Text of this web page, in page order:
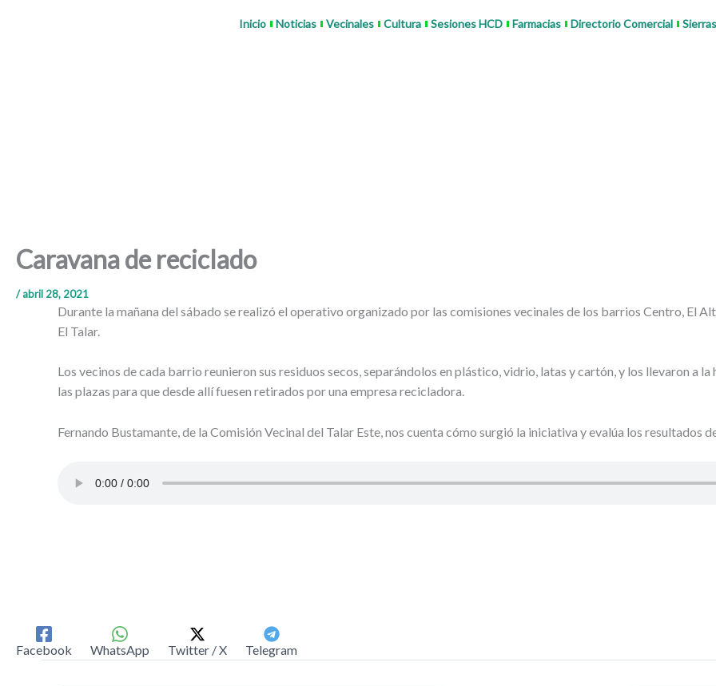
Inicio Noticias Vecinales Cultura Sesiones HCD Farmacias Directorio Comercial
Caravana de reciclado
/abril 28, 2021
Durante la mañana del sábado se realizó el operativo organizado por las comisiones vecinales de los barrios Centro, El
El Talar.
Los vecinos de cada barrio reunieron sus residuos secos, separándolos en plástico, vidrio, latas y cartón, y los llevaron a
las plazas para que desde allí fuesen retirados por una empresa recicladora.
Fernando Bustamante, de la Comisión Vecinal del Talar Este, nos cuenta cómo surgió la iniciativa y evalúa los resultados
Facebook WhatsApp Twitter / X Telegram